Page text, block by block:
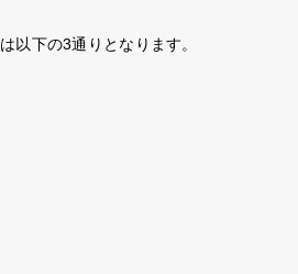
以下の3通りとなります。